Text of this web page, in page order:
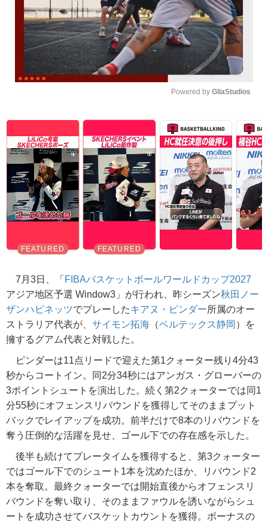
Powered by GliaStudios
7月3日、「 FIBAバスケットボールワールドカップ2027
アジア地区予選 Window3」が行われ、昨シーズン秋田ノー
ザンハピネッツでプレーしたキアヌ・ピンダー所属のオー
ストラリア代表が、 サイモン拓海 （ベルテックス静岡 ）を
擁するグアム代表と対戦した。
ピンダーは11点リードで迎えた第1クォーター残り4分43
秒からコートイン。同2分34秒にはアンガス・グローバーの
3ポイントシュートを演出した。続く第2クォーターでは同1
分55秒にオフェンスリバウンドを獲得してそのままプット
バックでレイアップを成功。前半だけで8本のリバウンドを
奪う圧倒的な活躍を見せ、ゴール下での存在感を示した。
後半も続けてプレータイムを獲得すると、第3クォーター
ではゴール下でのシュート1本を沈めたほか、リバウンド2
本を奪取。最終クォーターでは開始直後からオフェンスリ
バウンドを奪い取り、そのままファウルを誘いながらシュ
ートを成功させてバスケットカウントを獲得。ボーナスの